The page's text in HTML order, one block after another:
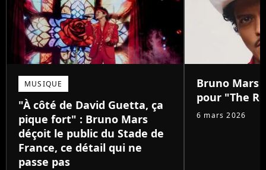
MUSIQUE
"À côté de David Guetta, ça
pique fort" : Bruno Mars
déçoit le public du Stade de
France, ce détail qui ne
passe pas
Bruno Mars
pour "The
6 mars 2026